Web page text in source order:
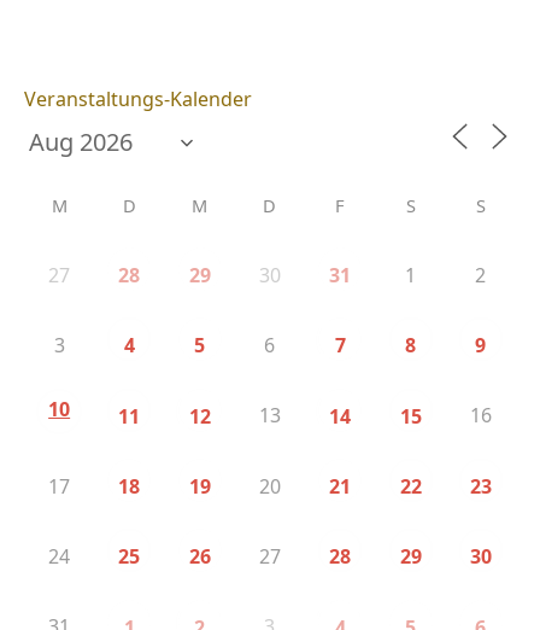
Veranstaltungs-Kalender
M D M D F S S
27 28 29 30 31 1 2
3 4 5 6 7 8 9
10 11 12 13 14 15 16
17 18 19 20 21 22 23
24 25 26 27 28 29 30